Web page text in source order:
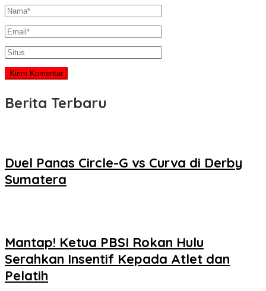
Berita Terbaru
Duel Panas Circle-G vs Curva di Derby
Sumatera
Mantap! Ketua PBSI Rokan Hulu
Serahkan Insentif Kepada Atlet dan
Pelatih